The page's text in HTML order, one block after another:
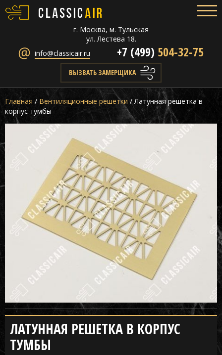
г. Москва, м. Тульская
ул. Лестева 18.
info@classicair.ru
+7 (499) 504-32-75
ВЫЗВАТЬ ЗАМЕРЩИКА
Главная / Вентиляционные решетки/Латунная решетка в
корпус тумбы
ЛАТУННАЯ РЕШЕТКА В КОРПУС
ТУМБЫ